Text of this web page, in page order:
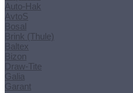
Auto-Hak
AvtoS
Bosal
Brink (Thule)
Baltex
Bizon
Draw-Tite
Galia
Garant